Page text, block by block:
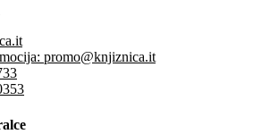
promo@knjiznica.it